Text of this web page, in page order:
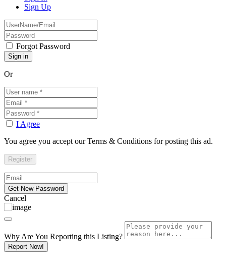
Sign Up
Forgot Password
Or
I Agree
You agree you accept our Terms & Conditions for posting this ad.
Cancel
Why Are You Reporting this Listing?
Report Now!